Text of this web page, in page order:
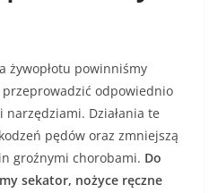
żywopłotu powinniśmy
odpowiednio
Działania te
pędów oraz zmniejszą
groźnymi chorobami. Do
sekator, nożyce ręczne